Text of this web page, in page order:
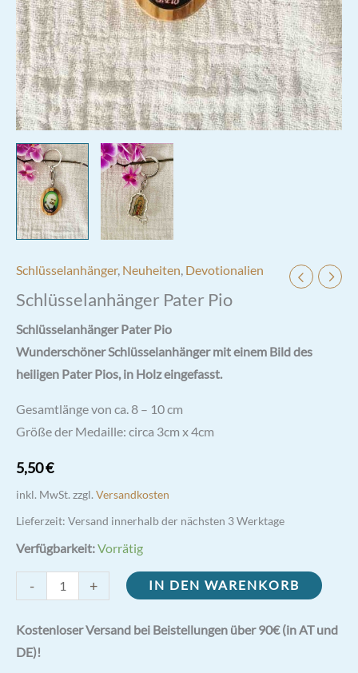
Schlüsselanhänger, Neuheiten, Devotionalien
Schlüsselanhänger Pater Pio
Schlüsselanhänger Pater Pio
Wunderschöner Schlüsselanhänger mit einem Bild des
heiligen Pater Pios, in Holz eingefasst.
Gesamtlänge von ca. 8 – 10 cm
Größe der Medaille: circa 3cm x 4cm
5,50€
inkl. MwSt. zzgl. Versandkosten
Lieferzeit: Versand innerhalb der nächsten 3 Werktage
Verfügbarkeit:Vorrätig
-
Schlüsselanhänger
Pater
Pio
Menge
+ IN DEN WARENKORB
Kostenloser Versand bei Beistellungen über 90€ (in AT und
DE)!